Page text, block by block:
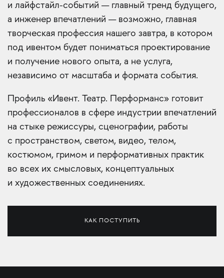
и лайфстайл-событий — главный тренд будущего,
а инженер впечатлений — возможно, главная
творческая профессия нашего завтра, в котором
под ивентом будет пониматься проектирование
и получение нового опыта, а не услуга,
независимо от масштаба и формата события.
Профиль «Ивент. Театр. Перформанс» готовит
профессионалов в сфере индустрии впечатлений
на стыке режиссуры, сценографии, работы
с пространством, светом, видео, телом,
костюмом, гримом и перформативных практик
во всех их смысловых, концептуальных
и художественных соединениях.
КАК ПОСТУПИТЬ